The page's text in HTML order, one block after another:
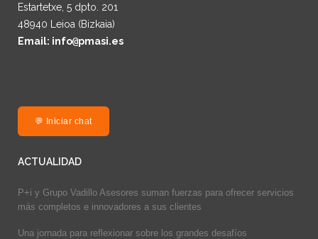
Estartetxe, 5 dpto. 201
48940 Leioa (Bizkaia)
Email: info@pmasi.es
💬 Iniciar chat
ACTUALIDAD
P+i y Grupo Vadillo Asesores suman fuerzas para ofrecer servicios
más completos e innovadores a sus clientes
Una jornada para reflexionar sobre los grandes desafíos